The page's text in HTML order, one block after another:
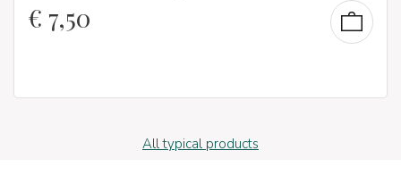
€ 7,50
All typical products